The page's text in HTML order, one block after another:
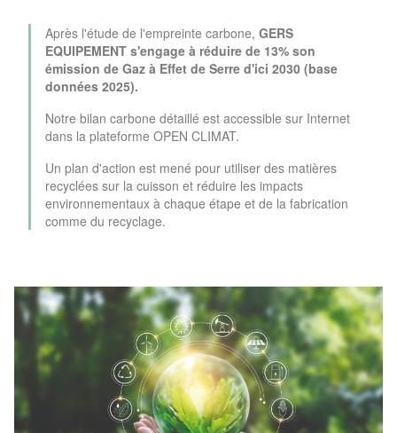
Après l'étude de l'empreinte carbone, GERS
EQUIPEMENT s'engage à réduire de 13% son
émission de Gaz à Effet de Serre d'ici 2030 (base
données 2025).
Notre bilan carbone détaillé est accessible sur Internet
dans la plateforme OPEN CLIMAT.
Un plan d'action est mené pour utiliser des matières
recyclées sur la cuisson et réduire les impacts
environnementaux à chaque étape et de la fabrication
comme du recyclage.